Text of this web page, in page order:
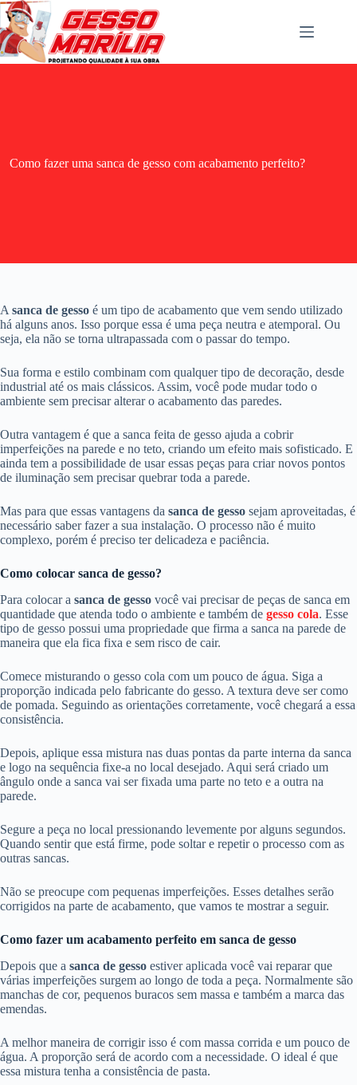
Pular
para
o
conteúdo
Como fazer uma sanca de gesso com acabamento perfeito?
A sanca de gesso é um tipo de acabamento que vem sendo utilizado
há alguns anos. Isso porque essa é uma peça neutra e atemporal. Ou
seja, ela não se torna ultrapassada com o passar do tempo.
Sua forma e estilo combinam com qualquer tipo de decoração, desde
industrial até os mais clássicos. Assim, você pode mudar todo o
ambiente sem precisar alterar o acabamento das paredes.
Outra vantagem é que a sanca feita de gesso ajuda a cobrir
imperfeições na parede e no teto, criando um efeito mais sofisticado. E
ainda tem a possibilidade de usar essas peças para criar novos pontos
de iluminação sem precisar quebrar toda a parede.
Mas para que essas vantagens da sanca de gesso sejam aproveitadas, é
necessário saber fazer a sua instalação. O processo não é muito
complexo, porém é preciso ter delicadeza e paciência.
Como colocar sanca de gesso?
Para colocar a sanca de gesso você vai precisar de peças de sanca em
quantidade que atenda todo o ambiente e também de gesso cola. Esse
tipo de gesso possui uma propriedade que firma a sanca na parede de
maneira que ela fica fixa e sem risco de cair.
Comece misturando o gesso cola com um pouco de água. Siga a
proporção indicada pelo fabricante do gesso. A textura deve ser como
de pomada. Seguindo as orientações corretamente, você chegará a essa
consistência.
Depois, aplique essa mistura nas duas pontas da parte interna da sanca
e logo na sequência fixe-a no local desejado. Aqui será criado um
ângulo onde a sanca vai ser fixada uma parte no teto e a outra na
parede.
Segure a peça no local pressionando levemente por alguns segundos.
Quando sentir que está firme, pode soltar e repetir o processo com as
outras sancas.
Não se preocupe com pequenas imperfeições. Esses detalhes serão
corrigidos na parte de acabamento, que vamos te mostrar a seguir.
Como fazer um acabamento perfeito em sanca de gesso
Depois que a sanca de gesso estiver aplicada você vai reparar que
várias imperfeições surgem ao longo de toda a peça. Normalmente são
manchas de cor, pequenos buracos sem massa e também a marca das
emendas.
A melhor maneira de corrigir isso é com massa corrida e um pouco de
água. A proporção será de acordo com a necessidade. O ideal é que
essa mistura tenha a consistência de pasta.